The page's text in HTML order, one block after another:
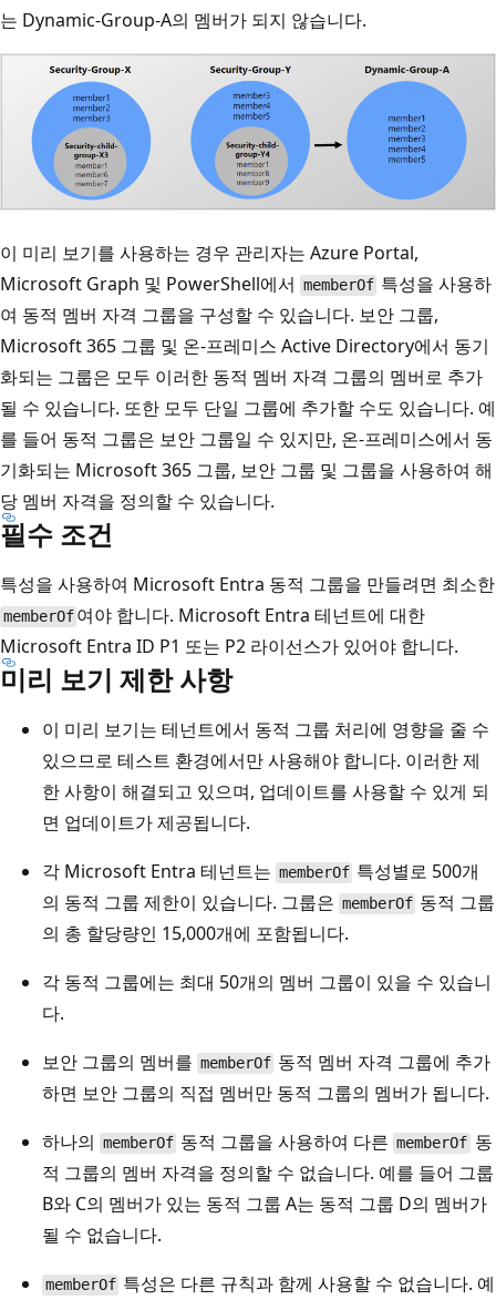
는 Dynamic-Group-A의 멤버가 되지 않습니다.
이 미리 보기를 사용하는 경우 관리자는 Azure Portal,
Microsoft Graph 및 PowerShell에서 memberOf 특성을 사용하
여 동적 멤버 자격 그룹을 구성할 수 있습니다. 보안 그룹,
Microsoft 365 그룹 및 온-프레미스 Active Directory에서 동기
화되는 그룹은 모두 이러한 동적 멤버 자격 그룹의 멤버로 추가
될 수 있습니다. 또한 모두 단일 그룹에 추가할 수도 있습니다. 예
를 들어 동적 그룹은 보안 그룹일 수 있지만, 온-프레미스에서 동
기화되는 Microsoft 365 그룹, 보안 그룹 및 그룹을 사용하여 해
당 멤버 자격을 정의할 수 있습니다.
필수 조건
특성을 사용하여 Microsoft Entra 동적 그룹을 만들려면 최소한
memberOf 여야 합니다. Microsoft Entra 테넌트에 대한
Microsoft Entra ID P1 또는 P2 라이선스가 있어야 합니다.
미리 보기 제한 사항
이 미리 보기는 테넌트에서 동적 그룹 처리에 영향을 줄 수
있으므로 테스트 환경에서만 사용해야 합니다. 이러한 제
한 사항이 해결되고 있으며, 업데이트를 사용할 수 있게 되
면 업데이트가 제공됩니다.
각 Microsoft Entra 테넌트는 memberOf 특성별로 500개
의 동적 그룹 제한이 있습니다. 그룹은 memberOf 동적 그룹
의 총 할당량인 15,000개에 포함됩니다.
각 동적 그룹에는 최대 50개의 멤버 그룹이 있을 수 있습니
다.
보안 그룹의 멤버를 memberOf 동적 멤버 자격 그룹에 추가
하면 보안 그룹의 직접 멤버만 동적 그룹의 멤버가 됩니다.
하나의 memberOf 동적 그룹을 사용하여 다른 memberOf 동
적 그룹의 멤버 자격을 정의할 수 없습니다. 예를 들어 그룹
B와 C의 멤버가 있는 동적 그룹 A는 동적 그룹 D의 멤버가
될 수 없습니다.
memberOf 특성은 다른 규칙과 함께 사용할 수 없습니다. 예